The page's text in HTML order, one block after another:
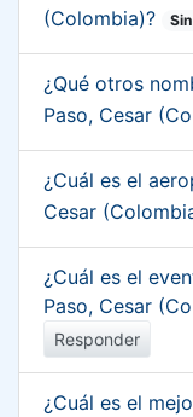
(Colombia)?
¿Qué otros
Paso, Cesar
¿Cuál es el
Cesar
¿Cuál es el
Paso, Cesar
Responder
¿Cuál es el